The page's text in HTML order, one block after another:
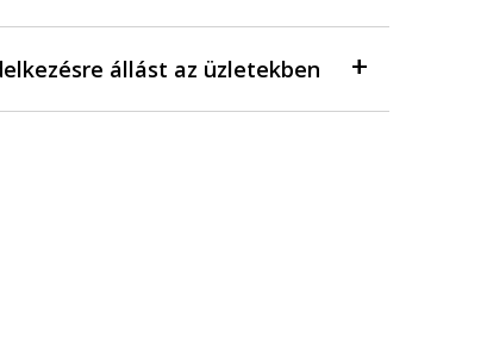
állást az üzletekben